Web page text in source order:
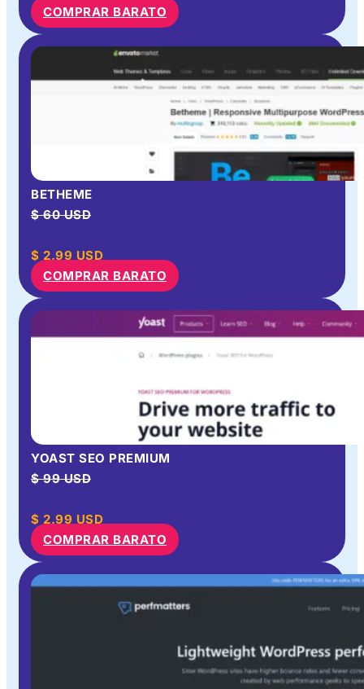
COMPRAR BARATO
BETHEME
$ 60 USD
$ 2.99 USD
COMPRAR BARATO
YOAST SEO PREMIUM
$ 99 USD
$ 2.99 USD
COMPRAR BARATO